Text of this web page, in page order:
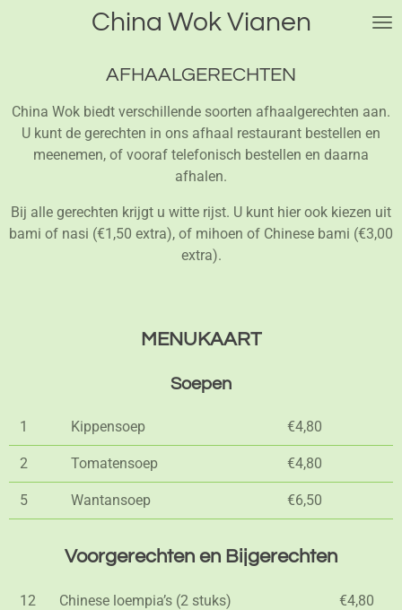
hoofdinhoud
China Wok Vianen
AFHAALGERECHTEN
China Wok biedt verschillende soorten afhaalgerechten aan.
U kunt de gerechten in ons afhaal restaurant bestellen en
meenemen, of vooraf telefonisch bestellen en daarna
afhalen.
Bij alle gerechten krijgt u witte rijst. U kunt hier ook kiezen uit
bami of nasi (€1,50 extra), of mihoen of Chinese bami (€3,00
extra).
MENUKAART
Soepen
1 Kippensoep €4,80
2 Tomatensoep €4,80
5 Wantansoep €6,50
Voorgerechten en Bijgerechten
12 Chinese loempia’s (2 stuks) €4,80